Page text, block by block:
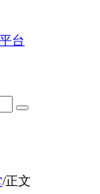
台
/正文